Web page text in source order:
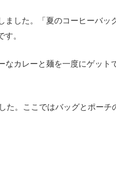
ました。「夏のコーヒーバッ
す。
カレーと麺を一度にゲット
。ここではバッグとポーチ